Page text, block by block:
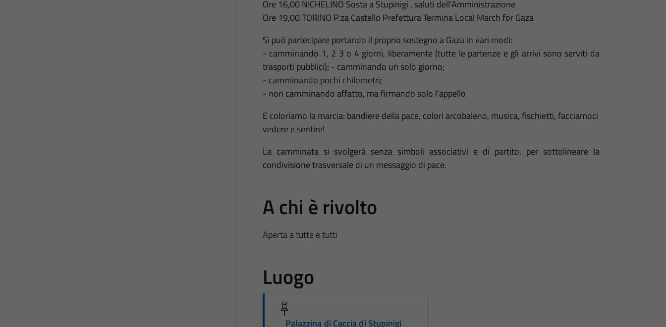
Ore 16,00 NICHELINO Sosta a Stupinigi , saluti dell’Amministrazione
Ore 19,00 TORINO P.za Castello Prefettura Termina Local March for Gaza
Si può partecipare portando il proprio sostegno a Gaza in vari modi:
- camminando 1, 2 3 o 4 giorni, liberamente (tutte le partenze e gli arrivi sono serviti da
trasporti pubblici); - camminando un solo giorno;
- camminando pochi chilometri;
- non camminando affatto, ma firmando solo l’appello
E coloriamo la marcia: bandiere della pace, colori arcobaleno, musica, fischietti, facciamoci
vedere e sentire!
La camminata si svolgerà senza simboli associativi e di partito, per sottolineare la
condivisione trasversale di un messaggio di pace.
A chi è rivolto
Aperta a tutte e tutti
Luogo
Palazzina di Caccia di Stupinigi